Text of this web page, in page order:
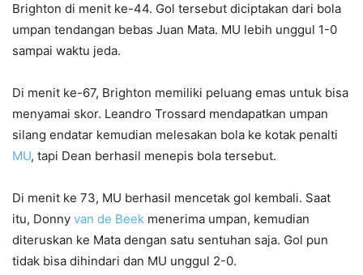
Brighton di menit ke-44. Gol tersebut diciptakan dari bola
umpan tendangan bebas Juan Mata. MU lebih unggul 1-0
sampai waktu jeda.
Di menit ke-67, Brighton memiliki peluang emas untuk bisa
menyamai skor. Leandro Trossard mendapatkan umpan
silang endatar kemudian melesakan bola ke kotak penalti
MU, tapi Dean berhasil menepis bola tersebut.
Di menit ke 73, MU berhasil mencetak gol kembali. Saat
itu, Donny van de Beek menerima umpan, kemudian
diteruskan ke Mata dengan satu sentuhan saja. Gol pun
tidak bisa dihindari dan MU unggul 2-0.